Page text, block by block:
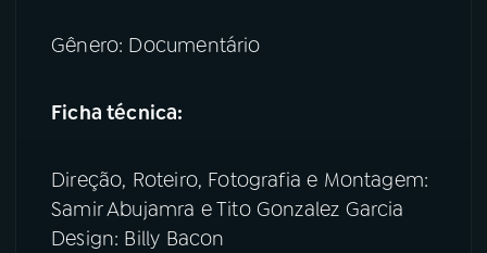
Gênero: Documentário
Ficha técnica:
Direção, Roteiro, Fotografia e Montagem:
Samir Abujamra e Tito Gonzalez Garcia
Design: Billy Bacon